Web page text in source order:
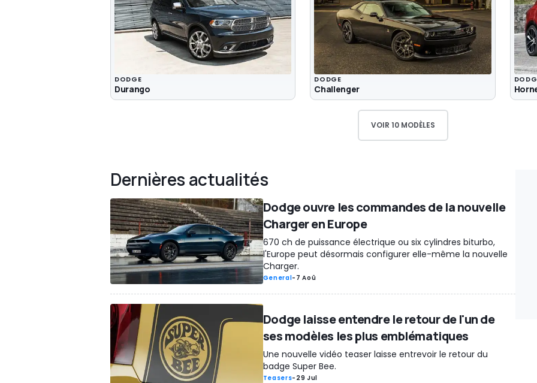
DODGE
Durango
DODGE
Challenger
VOIR 10 MODÈLES
Dernières actualités
Dodge ouvre les commandes de la nouvelle
Charger en Europe
670 ch de puissance électrique ou six cylindres biturbo,
l'Europe peut désormais configurer elle-même la nouvelle
Charger.
General- 7 Aoû
Dodge laisse entendre le retour de l'un de
ses modèles les plus emblématiques
Une nouvelle vidéo teaser laisse entrevoir le retour du
badge Super Bee.
Teasers- 29 Jul